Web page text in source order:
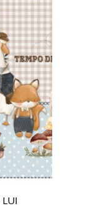
LUI